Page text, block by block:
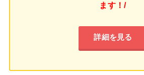
ます！/
詳細を見る